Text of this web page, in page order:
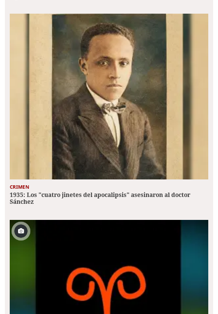
CRIMEN
1935: Los "cuatro jinetes del apocalipsis" asesinaron al doctor
Sánchez